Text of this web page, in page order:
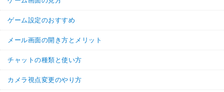
ゲーム設定のおすすめ
メール画面の開き方とメリット
チャットの種類と使い方
カメラ視点変更のやり方